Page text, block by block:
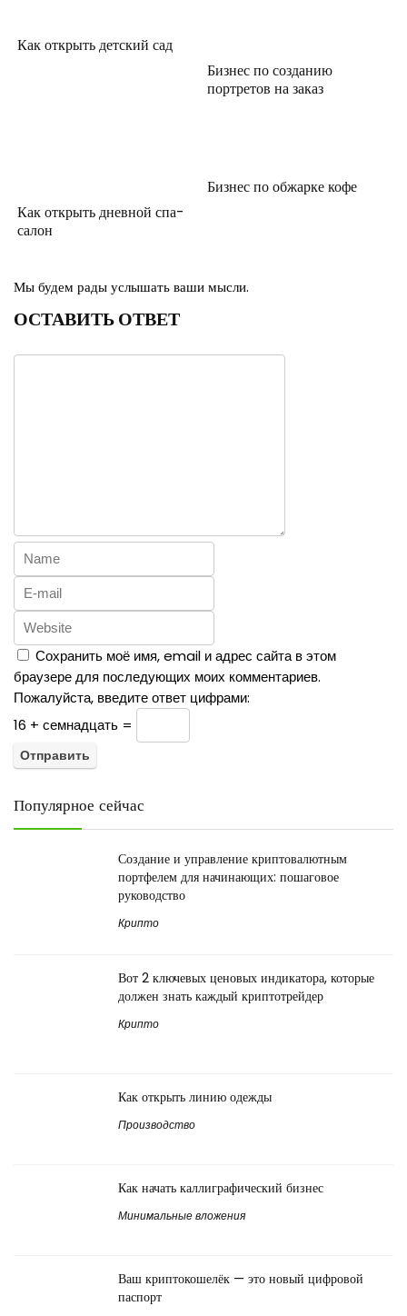
Как открыть детский сад
Бизнес по созданию
портретов на заказ
Как открыть дневной спа-
салон
Бизнес по обжарке кофе
Мы будем рады услышать ваши мысли.
ОСТАВИТЬ ОТВЕТ
Сохранить моё имя, email и адрес сайта в этом
браузере для последующих моих комментариев.
Пожалуйста, введите ответ цифрами:
16 + семнадцать =
Популярное сейчас
Создание и управление криптовалютным
портфелем для начинающих: пошаговое
руководство
Крипто
Вот 2 ключевых ценовых индикатора, которые
должен знать каждый криптотрейдер
Крипто
Как открыть линию одежды
Производство
Как начать каллиграфический бизнес
Минимальные вложения
Ваш криптокошелёк — это новый цифровой
паспорт